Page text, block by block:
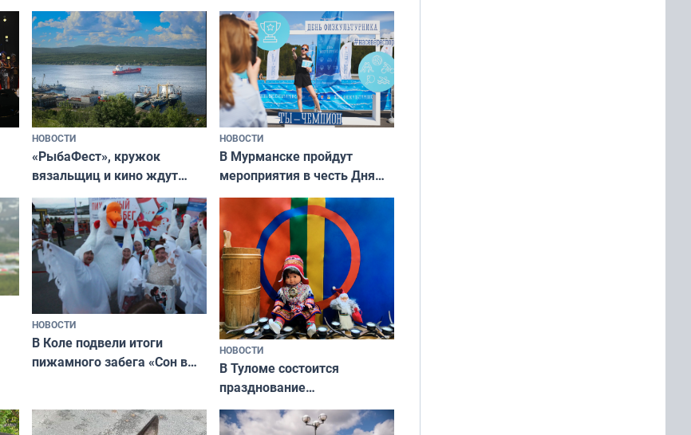
НОВОСТИ
«РыбаФест», кружок
вязальщиц и кино ждут
мурманчан в эти выходные
НОВОСТИ
В Мурманске пройдут
мероприятия в честь Дня
физкультурника
НОВОСТИ
В Коле подвели итоги
пижамного забега «Сон в
НОВОСТИ
В Туломе состоится
празднование
Международного дня
коренных народов мира